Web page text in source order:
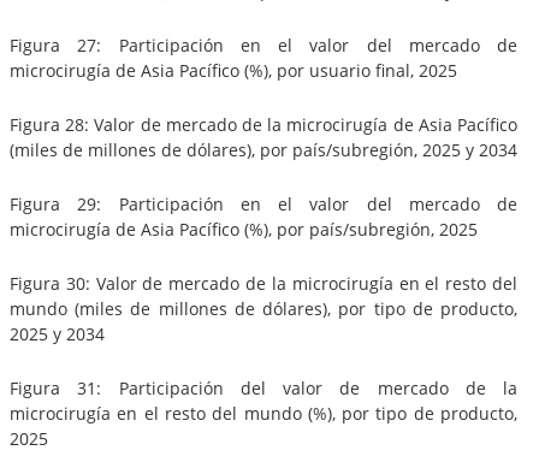
Figura 27: Participación en el valor del mercado de
microcirugía de Asia Pacífico (%), por usuario final, 2025
Figura 28: Valor de mercado de la microcirugía de Asia Pacífico
(miles de millones de dólares), por país/subregión, 2025 y 2034
Figura 29: Participación en el valor del mercado de
microcirugía de Asia Pacífico (%), por país/subregión, 2025
Figura 30: Valor de mercado de la microcirugía en el resto del
mundo (miles de millones de dólares), por tipo de producto,
2025 y 2034
Figura 31: Participación del valor de mercado de la
microcirugía en el resto del mundo (%), por tipo de producto,
2025